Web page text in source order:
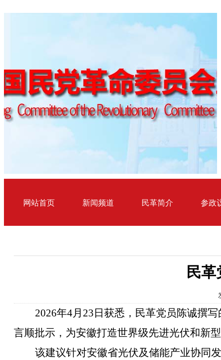
网站首页 新闻频道 民革简介 参政
民
2026年4月 23 日获悉 ，民革党员陈诚撰
言顺批示，为安徽打造世界级先进光伏和新
该建议针对安徽省光伏及储能产业协同